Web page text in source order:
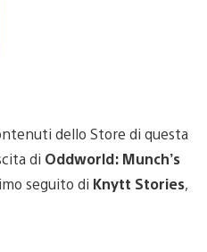
dello Store di questa
di Oddworld: Munch’s
seguito di Knytt Stories,